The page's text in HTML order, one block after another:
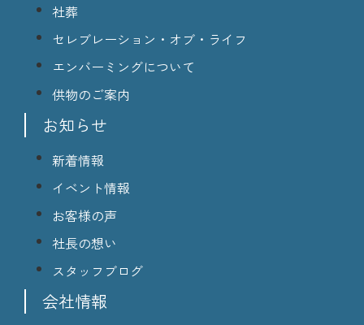
社葬
セレブレーション・オブ・ライフ
エンバーミングについて
供物のご案内
お知らせ
新着情報
イベント情報
お客様の声
社長の想い
スタッフブログ
会社情報